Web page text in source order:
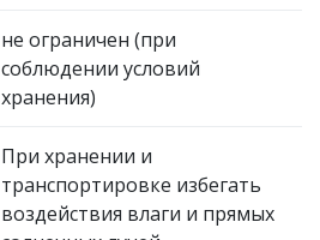
не ограничен (при
соблюдении условий
хранения)
При хранении и
транспортировке избегать
воздействия влаги и прямых